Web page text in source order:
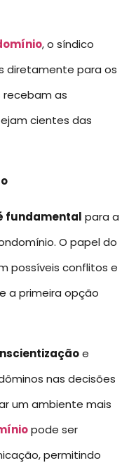
, o síndico
diretamente para os
as
cientes das
fundamental para a
O papel do
possíveis conflitos e
a primeira opção
e
nas decisões
um ambiente mais
pode ser
permitindo